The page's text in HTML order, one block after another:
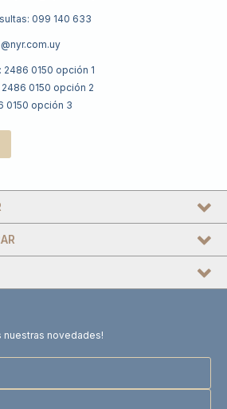
099 140 633
0150 opción 1
0150 opción 2
0150 opción 3
nuestras novedades!